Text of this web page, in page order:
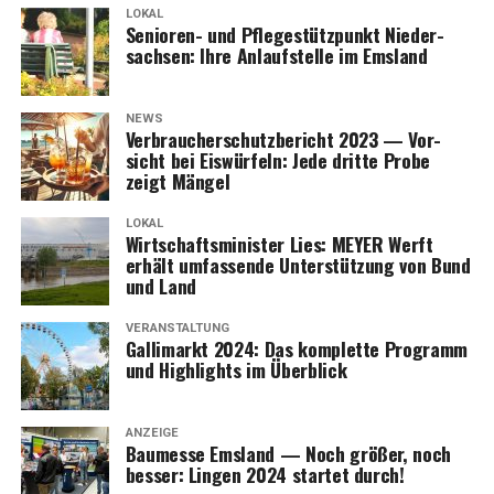
Anzeige
LOKAL
Senio­ren- und Pfle­ge­stütz­punkt Nie­der­
sach­sen: Ihre Anlauf­stel­le im Emsland
NEWS
Ver­brau­cher­schutz­be­richt 2023 — Vor­
sicht bei Eis­wür­feln: Jede drit­te Pro­be
zeigt Mängel
LOKAL
Wirt­schafts­mi­nis­ter Lies: MEYER Werft
erhält umfas­sen­de Unter­stüt­zung von Bund
und Land
VERANSTALTUNG
Gal­li­markt 2024: Das kom­plet­te Pro­gramm
und High­lights im Überblick
ANZEIGE
Bau­mes­se Ems­land — Noch grö­ßer, noch
bes­ser: Lin­gen 2024 star­tet durch!